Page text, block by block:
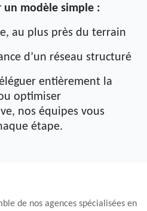
un modèle simple :
au plus près du terrain
d’un réseau structuré
entièrement la
optimiser
nos équipes vous
étape.
de nos agences spécialisées en